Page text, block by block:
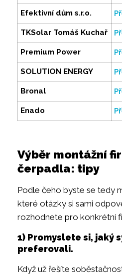
Efektivní dům s.r.o.
TKSolar Tomáš Kuchař
Premium Power
SOLUTION ENERGY
Bronal
Enado
Výběr montážní
čerpadla: tipy
Podle čeho byste se tedy
které otázky si sami
rozhodnete pro konkrétní
1) Promyslete si, jaký
preferovali.
Když už řešíte